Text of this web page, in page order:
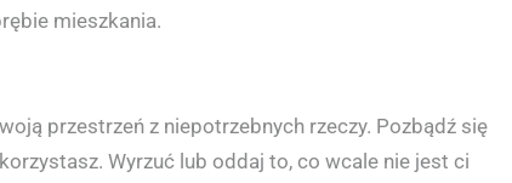
mieszkania.
przestrzeń z niepotrzebnych rzeczy. Pozbądź się
Wyrzuć lub oddaj to, co wcale nie jest ci